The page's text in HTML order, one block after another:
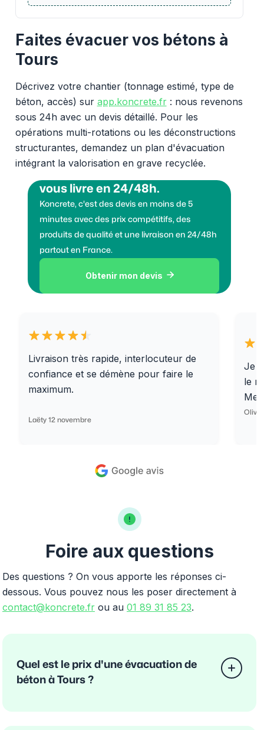
Faites évacuer vos bétons à
Tours
Décrivez votre chantier (tonnage estimé, type de
béton, accès) sur app.koncrete.fr: nous revenons
sous 24h avec un devis détaillé. Pour les
opérations multi-rotations ou les déconstructions
structurantes, demandez un plan d'évacuation
intégrant la valorisation en grave recyclée.
vous livre en 24/48h.
Koncrete, c'est des devis en moins de 5
minutes avec des prix compétitifs, des
produits de qualité et une livraison en 24/48h
partout en France.
Obtenir mon devis 
Livraison très rapide, interlocuteur de
confiance et se démène pour faire le
maximum.
Laëty 12 novembre
Je
le
Foire aux questions
Des questions ? On vous apporte les réponses ci-
dessous. Vous pouvez nous les poser directement à
contact@koncrete.fr ou au 01 89 31 85 23.
Quel est le prix d'une évacuation de
béton à Tours ?